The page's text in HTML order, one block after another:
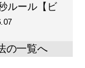
ルール【ビ
の一覧へ